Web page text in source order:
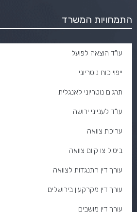
התמחויות המשרד
עו"ד הוצאה לפועל
ייפוי כוח נוטריוני
תרגום נוטריוני לאנגלית
עו"ד לענייני ירושה
עריכת צוואה
ביטול צו קיום צוואה
עורך דין התנגדות לצוואה
עורך דין מקרקעין בירושלים
עורך דין מושבים